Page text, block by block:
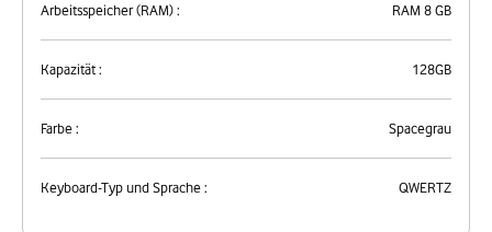
Arbeitsspeicher (RAM) : RAM 8 GB
Kapazität : 128GB
Farbe : Spacegrau
Keyboard-Typ und Sprache : QWERTZ